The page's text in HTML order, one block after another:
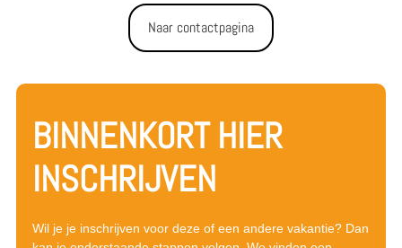
Naar contactpagina
BINNENKORT HIER
INSCHRIJVEN
Wil je je inschrijven voor deze of een andere vakantie? Dan